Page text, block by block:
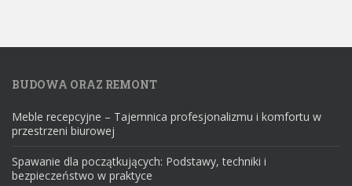
BUDOWA ORAZ REMONT
Meble recepcyjne – Tajemnica profesjonalizmu i komfortu w
przestrzeni biurowej
Spawanie dla początkujących: Podstawy, techniki i
bezpieczeństwo w praktyce